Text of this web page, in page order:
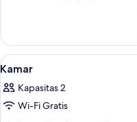
Kamar
Lihat
semua
foto
untuk
6
Kamar
Kapasitas 2
Wi-Fi Gratis